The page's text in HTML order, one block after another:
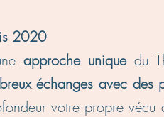
2020
approche uniquedu
échanges avec des
votre propre